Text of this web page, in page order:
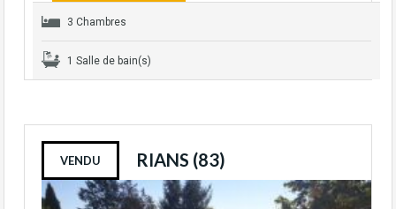
3 Chambres
1 Salle de bain(s)
VENDU RIANS (83)